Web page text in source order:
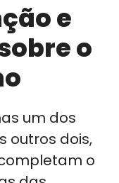
e
o
um dos
outros dois,
o